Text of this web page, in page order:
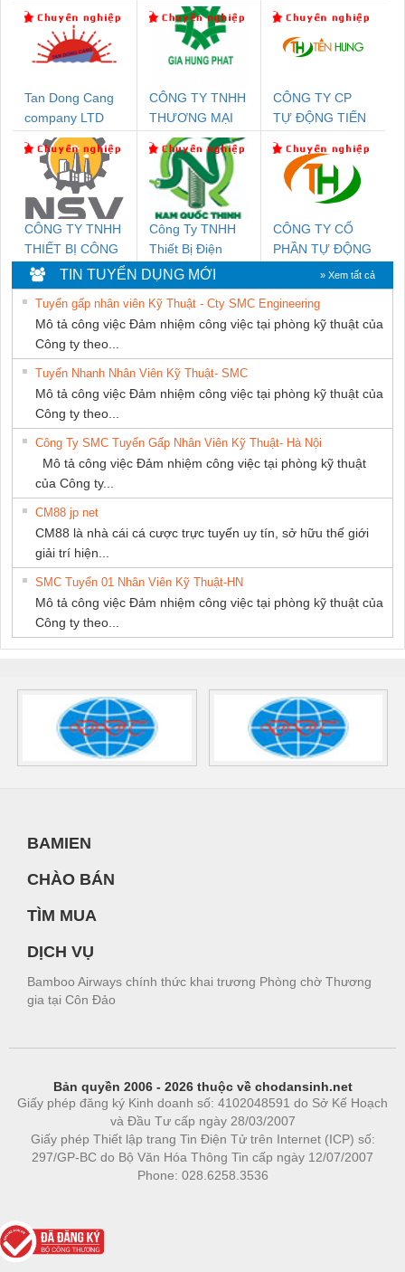
Tan Dong Cang
company LTD
CÔNG TY TNHH
THƯƠNG MẠI
DỊCH VỤ KỸ
THUẬT ĐIỆN CƠ
GIA HƯNG
PHÁT
CÔNG TY CP
TỰ ĐỘNG TIẾN
CÔNG TY TNHH
THIẾT BỊ CÔNG
NGHIỆP NIHON
SETSUBI VIỆT
NAM
Công Ty TNHH
Thiết Bị Điện
Nam Quốc Thịnh
CÔNG TY CỔ
PHẦN TỰ ĐỘNG
TIẾN HƯNG
TIN TUYỂN DỤNG MỚI » Xem tất cả
Tuyển gấp nhân viên Kỹ Thuật - Cty SMC Engineering
Mô tả công việc Đảm nhiệm công việc tại phòng kỹ thuật của
Công ty theo...
Tuyển Nhanh Nhân Viên Kỹ Thuật- SMC
Mô tả công việc Đảm nhiệm công việc tại phòng kỹ thuật của
Công ty theo...
Công Ty SMC Tuyển Gấp Nhân Viên Kỹ Thuật- Hà Nội
Mô tả công việc Đảm nhiệm công việc tại phòng kỹ thuật
của Công ty...
CM88 jp net
CM88 là nhà cái cá cược trực tuyến uy tín, sở hữu thế giới
giải trí hiện...
SMC Tuyển 01 Nhân Viên Kỹ Thuật-HN
Mô tả công việc Đảm nhiệm công việc tại phòng kỹ thuật của
Công ty theo...
BAMIEN
CHÀO BÁN
TÌM MUA
DỊCH VỤ
Bamboo Airways chính thức khai trương Phòng chờ Thương
gia tại Côn Đảo
Bản quyền 2006 - 2026 thuộc về chodansinh.net
Giấy phép đăng ký Kinh doanh số: 4102048591 do Sở Kế Hoạch
và Đầu Tư cấp ngày 28/03/2007
Giấy phép Thiết lập trang Tin Điện Tử trên Internet (ICP) số:
297/GP-BC do Bộ Văn Hóa Thông Tin cấp ngày 12/07/2007
Phone: 028.6258.3536